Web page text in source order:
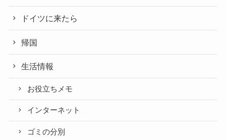
ドイツに来たら
帰国
生活情報
お役立ちメモ
インターネット
ゴミの分別